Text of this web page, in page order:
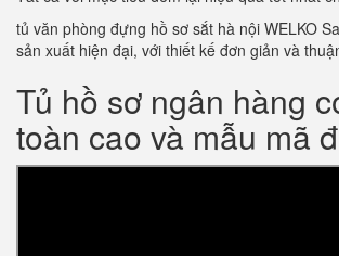
tủ văn phòng đựng hồ sơ sắt hà nội WELKO
sản xuất hiện đại, với thiết kế đơn giản và
Tủ hồ sơ ngân hàng
toàn cao và mẫu mã